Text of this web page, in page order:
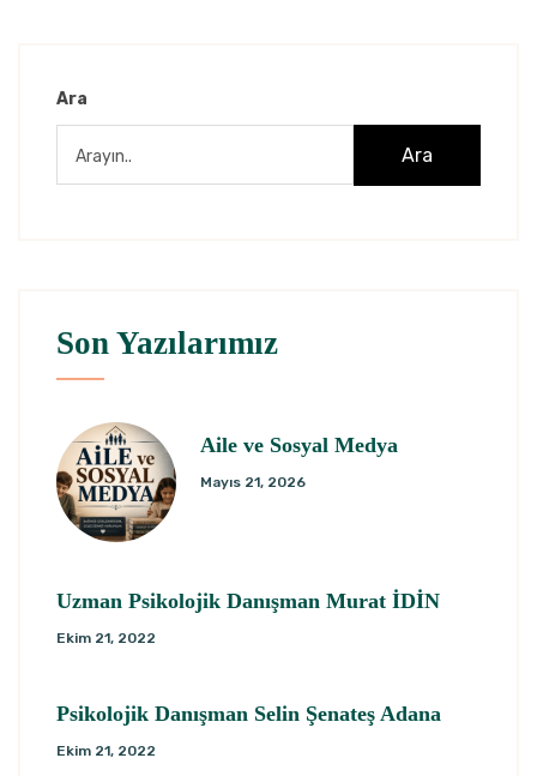
Ara
Ara
Son Yazılarımız
Aile ve Sosyal Medya
Mayıs 21, 2026
Uzman Psikolojik Danışman Murat İDİN
Ekim 21, 2022
Psikolojik Danışman Selin Şenateş Adana
Ekim 21, 2022